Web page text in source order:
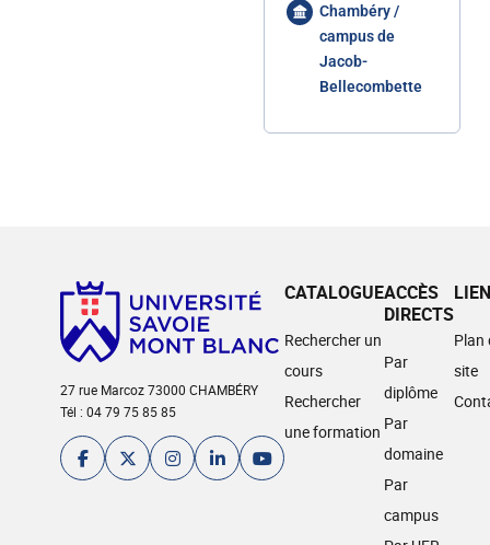
Chambéry /
campus de
Jacob-
Bellecombette
27 rue Marcoz 73000 CHAMBÉRY
Tél : 04 79 75 85 85
CATALOGUE
Rechercher un
cours
Rechercher
une formation
ACCÈS
DIRECTS
Par
diplôme
Par
domaine
Par
campus
Plan
site